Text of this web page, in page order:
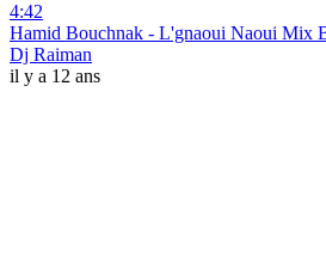
4:42
Hamid Bouchnak - L'gnaoui Naoui Mix
Dj Raiman
il y a 12 ans